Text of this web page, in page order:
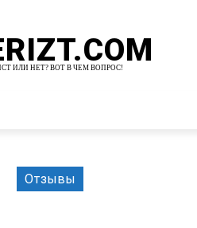
ИЛИ НЕТ? ВОТ В ЧЕМ ВОПРОС!
Отзывы